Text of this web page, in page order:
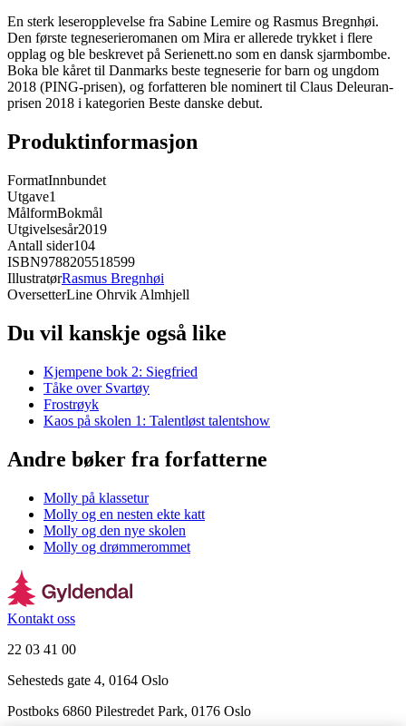
En sterk leseropplevelse fra Sabine Lemire og Rasmus Bregnhøi.
Den første tegneserieromanen om Mira er allerede trykket i flere
opplag og ble beskrevet på Serienett.no som en dansk sjarmbombe.
Boka ble kåret til Danmarks beste tegneserie for barn og ungdom
2018 (PING-prisen), og forfatteren ble nominert til Claus Deleuran-
prisen 2018 i kategorien Beste danske debut.
Produktinformasjon
FormatInnbundet
Utgave1
MålformBokmål
Utgivelsesår2019
Antall sider104
ISBN9788205518599
IllustratørRasmus Bregnhøi
OversetterLine Ohrvik Almhjell
Du vil kanskje også like
Kjempene bok 2: Siegfried
Tåke over Svartøy
Frostrøyk
Kaos på skolen 1: Talentløst talentshow
Andre bøker fra forfatterne
Molly på klassetur
Molly og en nesten ekte katt
Molly og den nye skolen
Molly og drømmerommet
Kontakt oss
22 03 41 00
Sehesteds gate 4, 0164 Oslo
Postboks 6860 Pilestredet Park, 0176 Oslo